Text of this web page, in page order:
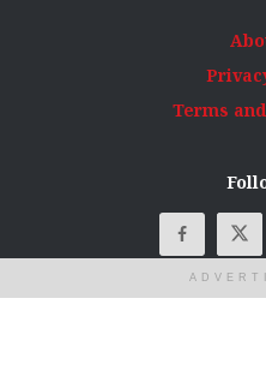
Terms